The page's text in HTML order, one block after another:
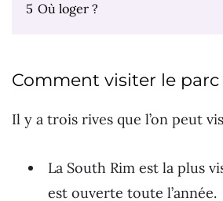
5 Où loger ?
Comment visiter le parc
Il y a trois rives que l’on peut
La South Rim est la plus
est ouverte toute l’année.